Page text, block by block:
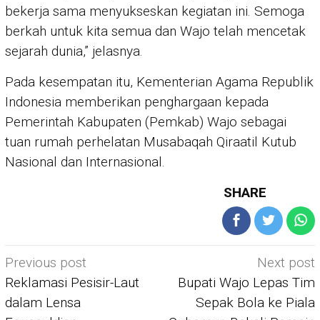
bekerja sama menyukseskan kegiatan ini. Semoga
berkah untuk kita semua dan Wajo telah mencetak
sejarah dunia,” jelasnya.
Pada kesempatan itu, Kementerian Agama Republik
Indonesia memberikan penghargaan kepada
Pemerintah Kabupaten (Pemkab) Wajo sebagai
tuan rumah perhelatan Musabaqah Qiraatil Kutub
Nasional dan Internasional.
SHARE
Post
navigation
Previous post
Reklamasi Pesisir-Laut
dalam Lensa
Next post
Bupati Wajo Lepas Tim
Sepak Bola ke Piala